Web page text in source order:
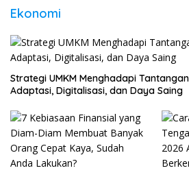
Ekonomi
Strategi UMKM Menghadapi
Adaptasi, Digitalisasi, dan Daya Saing